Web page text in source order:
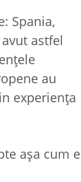
Spania,
astfel
au
experiența
așa cum e